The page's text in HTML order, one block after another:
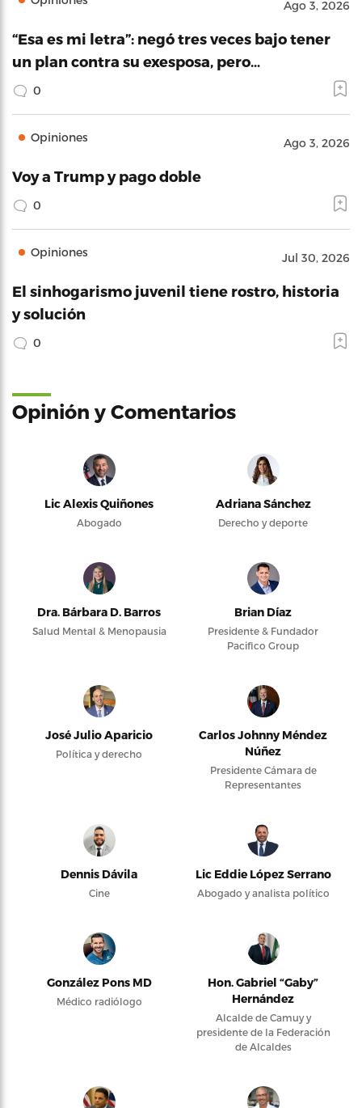
Ago 3, 2026
“Esa es mi letra”: negó tres veces bajo tener
un plan contra su exesposa, pero…
0
Opiniones Ago 3, 2026
Voy a Trump y pago doble
0
Opiniones Jul 30, 2026
El sinhogarismo juvenil tiene rostro, historia
y solución
0
Opinión y Comentarios
Lic Alexis Quiñones
Abogado
Adriana Sánchez
Derecho y deporte
Dra. Bárbara D. Barros
Salud Mental & Menopausia
Brian Díaz
Presidente & Fundador
Pacifico Group
José Julio Aparicio
Política y derecho
Carlos Johnny Méndez
Núñez
Presidente Cámara de
Representantes
Dennis Dávila
Cine
Lic Eddie López Serrano
Abogado y analista político
González Pons MD
Médico radiólogo
Hon. Gabriel “Gaby”
Hernández
Alcalde de Camuy y
presidente de la Federación
de Alcaldes